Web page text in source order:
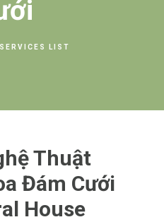
SERVICES LIST
Thuật
Đám Cưới
House